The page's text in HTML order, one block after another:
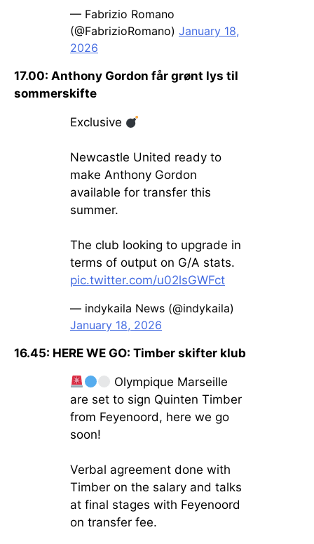
— Fabrizio Romano
(@FabrizioRomano) January 18,
2026
17.00: Anthony Gordon får grønt lys til
sommerskifte
Exclusive
Newcastle United ready to
make Anthony Gordon
available for transfer this
summer.
The club looking to upgrade in
terms of output on G/A stats.
pic.twitter.com/u02lsGWFct
— indykaila News (@indykaila)
January 18, 2026
16.45: HERE WE GO: Timber skifter klub
Olympique Marseille
are set to sign Quinten Timber
from Feyenoord, here we go
soon!
Verbal agreement done with
Timber on the salary and talks
at final stages with Feyenoord
on transfer fee.